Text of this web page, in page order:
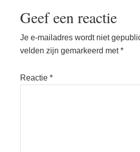
Geef een reactie
Je e-mailadres wordt niet
velden zijn gemarkeerd met*
Reactie *